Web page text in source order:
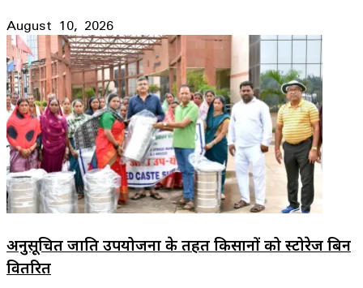
August 10, 2026
अनुसूचित जाति उपयोजना के तहत किसानों को स्टोरेज बिन
वितरित